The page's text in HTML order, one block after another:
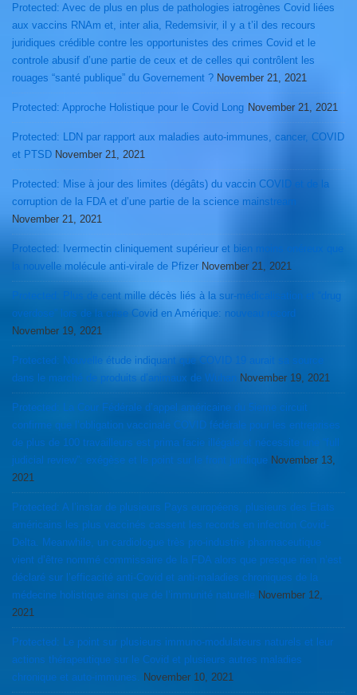
Protected: Avec de plus en plus de pathologies iatrogènes Covid liées
aux vaccins RNAm et, inter alia, Redemsivir, il y a t’il des recours
juridiques crédible contre les opportunistes des crimes Covid et le
controle abusif d’une partie de ceux et de celles qui contrôlent les
rouages “santé publique” du Governement ? November 21, 2021
Protected: Approche Holistique pour le Covid Long November 21, 2021
Protected: LDN par rapport aux maladies auto-immunes, cancer, COVID
et PTSD November 21, 2021
Protected: Mise à jour des limites (dégâts) du vaccin COVID et de la
corruption de la FDA et d’une partie de la science mainstream
November 21, 2021
Protected: Ivermectin cliniquement supérieur et bien moins onéreux que
la nouvelle molécule anti-virale de Pfizer November 21, 2021
Protected: Plus de cent mille décès liés à la sur-médicalisation et “drug
overdose” lors de la crise Covid en Amérique: nouveau record
November 19, 2021
Protected: Nouvelle étude indiquant que COVID 19 aurait sa source
dans le marché de produits d’animaux de Wuhan November 19, 2021
Protected: La Cour Fédérale d’appel américaine du 5ieme circuit
confirme que l’obligation vaccinale COVID fédérale pour les entreprises
de plus de 100 travailleurs est prima facie illégale et nécessite une “full
judicial review”: exégèse et le point sur le front juridique November 13,
2021
Protected: A l’instar de plusieurs Pays européens, plusieurs des Etats
américains les plus vaccinés cassent les records en infection Covid-
Delta. Meanwhile, un cardiologue très pro-industrie pharmaceutique
vient d’être nommé commissaire de la FDA alors que presque rien n’est
déclaré sur l’efficacité anti-Covid et anti-maladies chroniques de la
médecine holistique ainsi que de l’immunité naturelle November 12,
2021
Protected: Le point sur plusieurs immuno-modulateurs naturels et leur
actions thérapeutique sur le Covid et plusieurs autres maladies
chronique et auto-immunes.
November 10, 2021